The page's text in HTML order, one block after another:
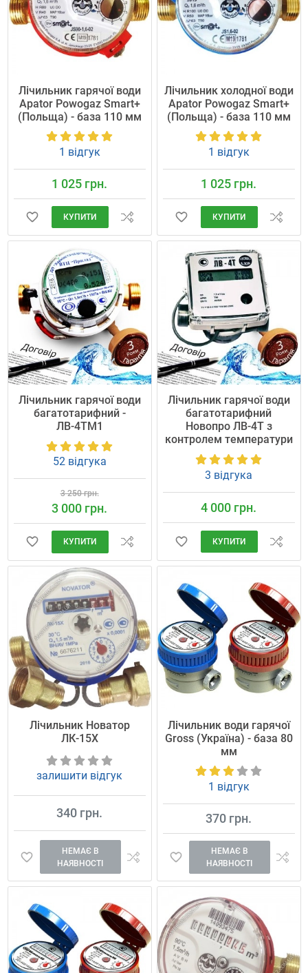
Лічильник гарячої води
Apator Powogaz Smart+
(Польща) - база 110 мм
1 відгук
1 025 грн.
КУПИТИ
Лічильник холодної води
Apator Powogaz Smart+
(Польща) - база 110 мм
1 відгук
1 025 грн.
КУПИТИ
Лічильник гарячої води
багатотарифний -
ЛВ-4ТМ1
52 відгука
3 250 грн.
3 000 грн.
КУПИТИ
Лічильник гарячої води
багатотарифний
Новопро ЛВ-4Т з
контролем температури
3 відгука
4 000 грн.
КУПИТИ
Лічильник Новатор
ЛК-15Х
залишити відгук
340 грн.
НЕМАЄ В
НАЯВНОСТІ
Лічильник води гарячої
Gross (Україна) - база 80
мм
1 відгук
370 грн.
НЕМАЄ В
НАЯВНОСТІ